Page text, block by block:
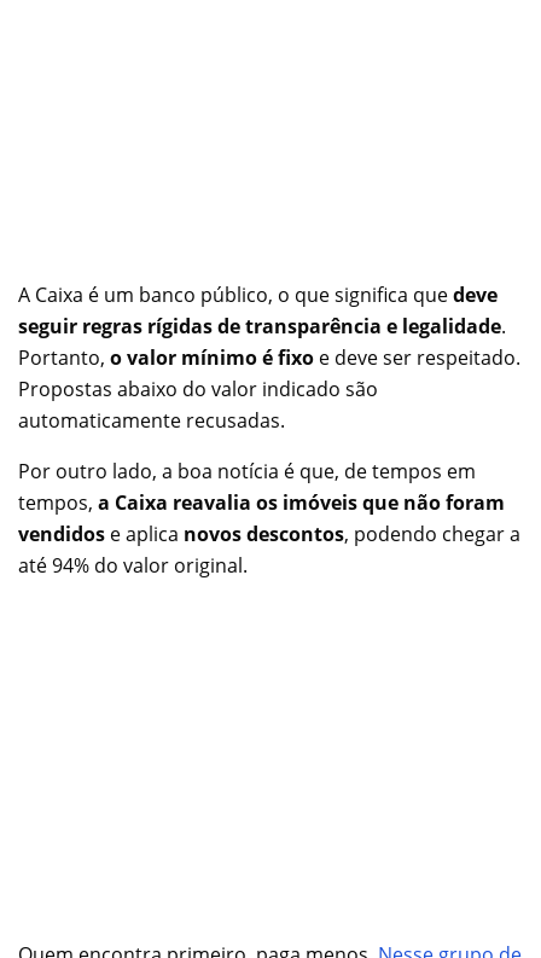
A Caixa é um banco público, o que significa quedeve
seguir regras rígidas de transparência e legalidade.
Portanto, o valor mínimo é fixo e deve ser respeitado.
Propostas abaixo do valor indicado são
automaticamente recusadas.
Por outro lado, a boa notícia é que, de tempos em
tempos, a Caixa reavalia os imóveis que não foram
vendidos e aplica novos descontos, podendo chegar a
até 94% do valor original.